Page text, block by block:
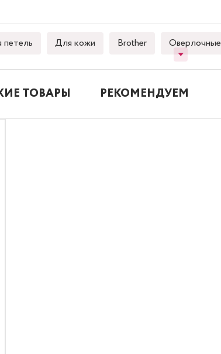
Для кожи Brother Оверлочные
ТОВАРЫ РЕКОМЕНДУЕМ